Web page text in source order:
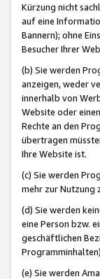
Kürzung nicht
auf eine
Bannern); ohne
Besucher Ihrer
(b) Sie werden
anzeigen, weder
innerhalb von
Website oder
Rechte an den
übertragen
Ihre Website ist.
(c) Sie werden
mehr zur Nutzung
(d) Sie werden
eine Person bzw.
geschäftlichen
(e) Sie werden